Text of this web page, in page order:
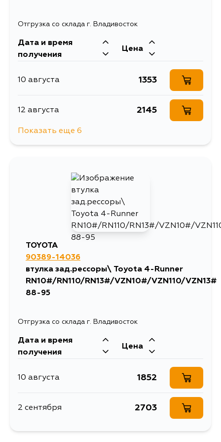
Отгрузка со склада г. Владивосток
Дата и время
получения
Цена
10 августа 1353
12 августа 2145
2093
4 сентября
4 сентября
Показать еще 6
TOYOTA
90389-14036
втулка зад.рессоры\ Toyota 4-Runner
RN10#/RN110/RN13#/VZN10#/VZN110/VZN13#
88-95
Отгрузка со склада г. Владивосток
Дата и время
получения
Цена
10 августа 1852
2 сентября 2703